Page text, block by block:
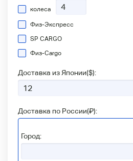
колеса
Физ-Экспресс
SP CARGO
Физ-Сargo
Доставка из Японии($):
Доставка по России(₽):
Город: